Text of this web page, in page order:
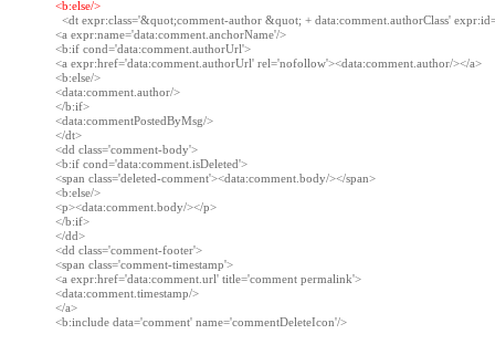
<dt expr:class='&quot;comment-author &quot; + data:comment.authorClass'
<a expr:name='data:comment.anchorName'/>
<b:if cond='data:comment.authorUrl'>
<a expr:href='data:comment.authorUrl' rel='nofollow'><data:comment.author/></a>
<b:else/>
<data:comment.author/>
</b:if>
<data:commentPostedByMsg/>
</dt>
<dd class='comment-body'>
<b:if cond='data:comment.isDeleted'>
<span class='deleted-comment'><data:comment.body/></span>
<b:else/>
<p><data:comment.body/></p>
</b:if>
</dd>
<dd class='comment-footer'>
<span class='comment-timestamp'>
<a expr:href='data:comment.url' title='comment permalink'>
<data:comment.timestamp/>
</a>
<b:include data='comment' name='commentDeleteIcon'/>